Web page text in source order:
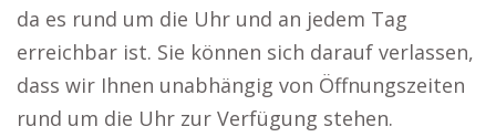
da es rund um die Uhr und an jedem Tag
erreichbar ist. Sie können sich darauf verlassen,
dass wir Ihnen unabhängig von Öffnungszeiten
rund um die Uhr zur Verfügung stehen.